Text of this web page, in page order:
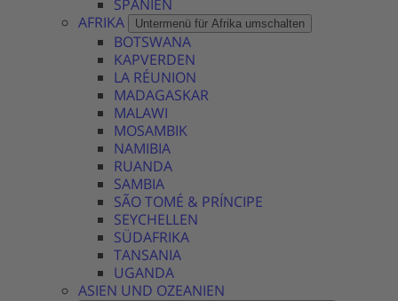
SPANIEN
AFRIKA
Untermenü für Afrika umschalten
BOTSWANA
KAPVERDEN
LA RÉUNION
MADAGASKAR
MALAWI
MOSAMBIK
NAMIBIA
RUANDA
SAMBIA
SÃO TOMÉ & PRÍNCIPE
SEYCHELLEN
SÜDAFRIKA
TANSANIA
UGANDA
ASIEN UND OZEANIEN